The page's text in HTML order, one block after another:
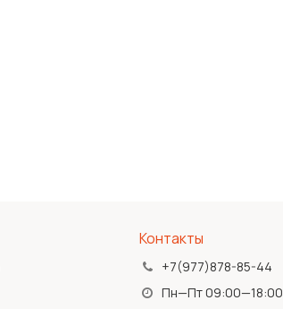
Контакты
+7(977)878-85-44
Пн—Пт 09:00—18:00